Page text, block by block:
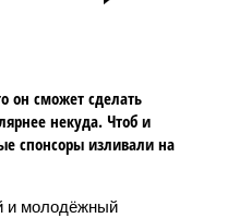
он сможет сделать
некуда. Чтоб и
спонсоры изливали на
и молодёжный